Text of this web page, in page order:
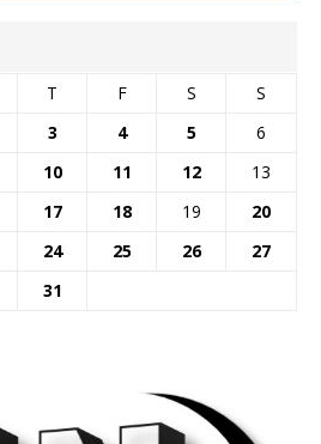
T F S
S
3 4 5
6
10 11 12
13
17 18 19
20
24 25 26
27
31